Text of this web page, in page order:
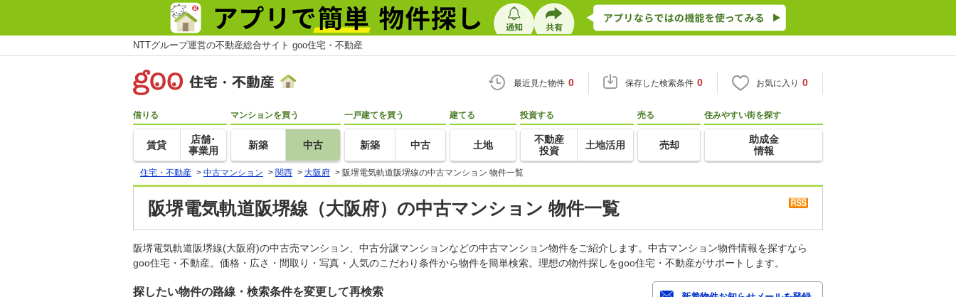
NTTグループ運営の不動産総合サイト goo住宅・不動産
最近見た物件 0 保存した検索条件 0 お気に入り 0
借りる
賃貸
店舗･
事業用
マンションを買う
新築 中古
一戸建てを買う
新築 中古
建てる
土地
投資する
不動産
投資
土地活用
売る
売却
住みやすい街を探す
助成金
情報
住宅・不動産 > 中古マンション > 関西 > 大阪府 > 阪堺電気軌道阪堺線の中古マンション 物件一覧
阪堺電気軌道阪堺線（大阪府）の中古マンション 物件一覧
阪堺電気軌道阪堺線(大阪府)の中古売マンション、中古分譲マンションなどの中古マンション物件をご紹介します。中古マンション物件情報を探すなら
goo住宅・不動産。価格・広さ・間取り・写真・人気のこだわり条件から物件を簡単検索。理想の物件探しをgoo住宅・不動産がサポートします。
探したい物件の路線・検索条件を変更して再検索